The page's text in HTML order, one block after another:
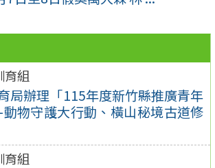
育組
局辦理「115年度新竹縣推廣青年
物守護大行動、橫山秘境古道修
育組